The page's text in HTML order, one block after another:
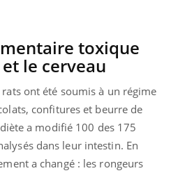
toxique
le cerveau
ont été soumis à un régime
confitures et beurre de
a modifié 100 des 175
dans leur intestin. En
a changé : les rongeurs